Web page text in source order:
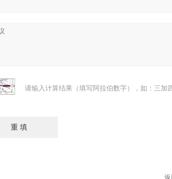
请输入计算结果（填写阿拉伯数字），如：三加